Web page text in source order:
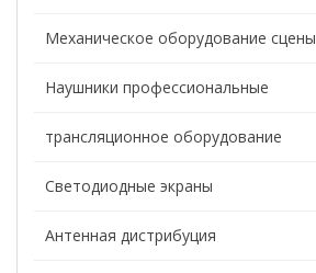
Механическое оборудование сцены
Наушники профессиональные
трансляционное оборудование
Светодиодные экраны
Антенная дистрибуция